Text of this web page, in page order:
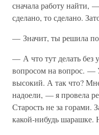
сначала работу найти,
сделано, то сделано.
— Значит, ты решила
— А что тут делать без
вопросом на вопрос. —
высокий. А так что?
надоели, — я провела
Старость не за горами.
какой-нибудь шарашке.